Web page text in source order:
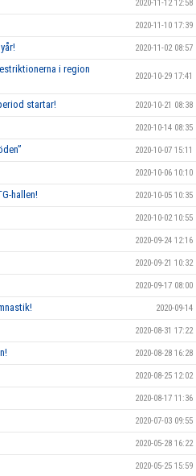
2020-11-12 12:58
2020-11-10 17:39
2020-11-02 08:57
i region
2020-10-29 17:41
startar! 2020-10-21 08:38
2020-10-14 08:35
2020-10-07 15:11
2020-10-06 10:10
hallen! 2020-10-05 10:35
2020-10-02 10:55
2020-09-24 12:16
2020-09-21 10:32
2020-09-17 08:00
2020-09-14
2020-08-31 17:22
2020-08-28 16:28
2020-08-25 12:02
2020-08-17 11:36
2020-07-03 09:55
2020-05-28 16:22
2020-05-25 15:59